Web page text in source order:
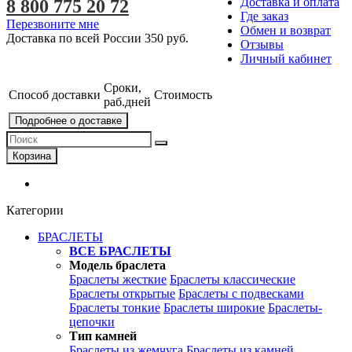
Где заказ
Обмен и возврат
Отзывы
Личный кабинет
8 800 775 20 72
Перезвоните мне
Доставка по всей России 350 руб.
Способ доставки
Сроки,
раб.дней
Стоимость
Подробнее о доставке
Корзина
Категории
БРАСЛЕТЫ
ВСЕ БРАСЛЕТЫ
Модель браслета
Браслеты жесткие Браслеты классические
Браслеты открытые Браслеты с подвесками
Браслеты тонкие Браслеты широкие Браслеты-
цепочки
Тип камней